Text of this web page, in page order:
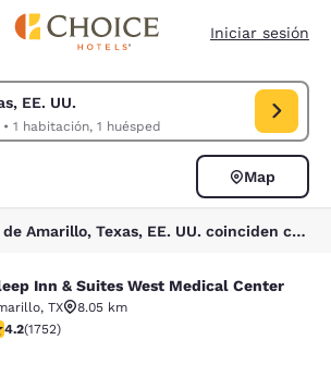
Iniciar sesión
EE. UU.
1 habitación, 1 huésped
de Amarillo, Texas, EE. UU.. Fecha de check-in
Map
1 de hoteles cerca de Amarillo, Texas, EE. UU. coinciden con tus filtros
Suites West Medical
Inn & Suites West Medical Center
, TX
8.05 km
de 4.19 estrellas. Muy bueno. 1752 reseñas
4.2(1752)